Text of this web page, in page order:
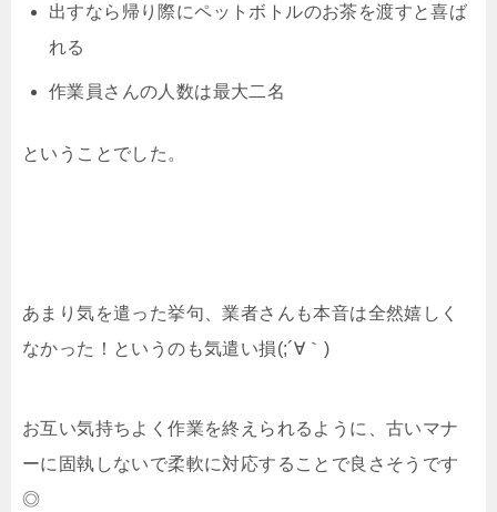
出すなら帰り際にペットボトルのお茶を渡すと喜ば
れる
作業員さんの人数は最大二名
ということでした。
あまり気を遣った挙句、業者さんも本音は全然嬉しく
なかった！というのも気遣い損(;´∀｀)
お互い気持ちよく作業を終えられるように、古いマナ
ーに固執しないで柔軟に対応することで良さそうです
◎